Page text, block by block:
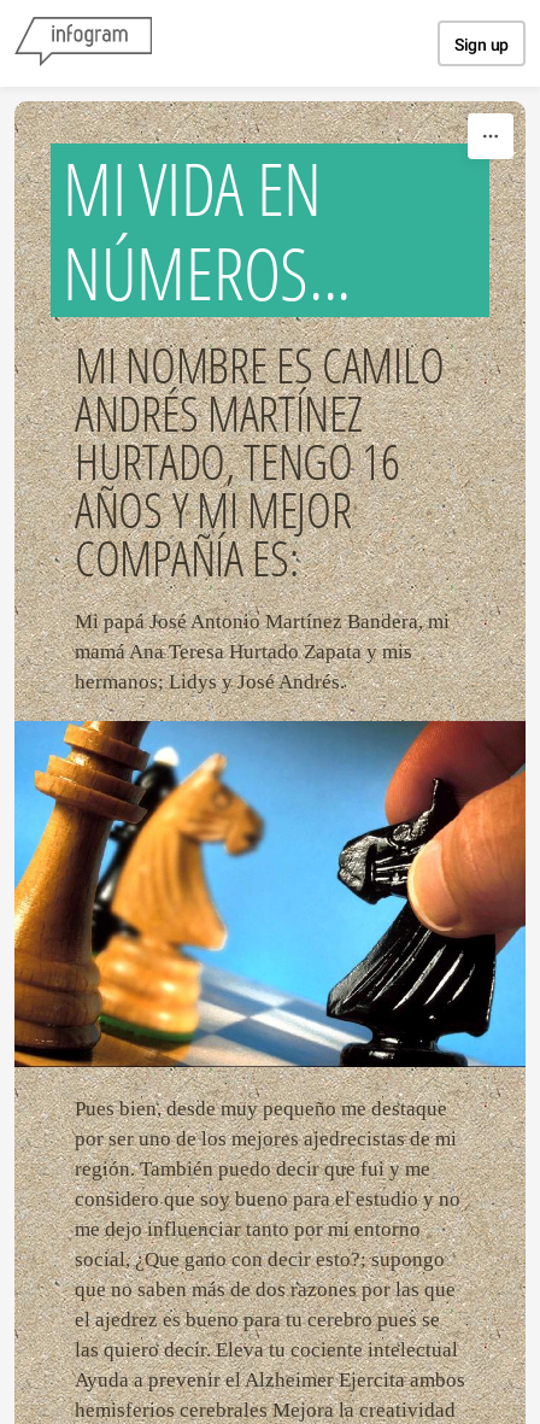
Sign up
MI VIDA EN
NÚMEROS...
MI NOMBRE ES CAMILO
ANDRÉS MARTÍNEZ
HURTADO, TENGO 16
AÑOS Y MI MEJOR
COMPAÑÍA ES:
Mi papá José Antonio Martínez Bandera, mi
mamá Ana Teresa Hurtado Zapata y mis
hermanos; Lidys y José Andrés.
Pues bien, desde muy pequeño me destaque
por ser uno de los mejores ajedrecistas de mi
región. También puedo decir que fui y me
considero que soy bueno para el estudio y no
me dejo influenciar tanto por mi entorno
social, ¿Que gano con decir esto?; supongo
que no saben más de dos razones por las que
el ajedrez es bueno para tu cerebro pues se
las quiero decir. Eleva tu cociente intelectual
Ayuda a prevenir el Alzheimer Ejercita ambos
hemisferios cerebrales Mejora la creatividad